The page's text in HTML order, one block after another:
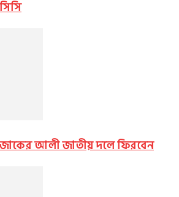
আলী জাতীয় দলে ফিরবেন